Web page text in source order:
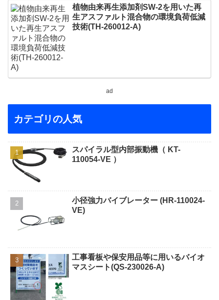
植物由来再生添加剤SW-2を用いた再
生アスファルト混合物の環境負荷低減
技術(TH-260012-A)
ad
カテゴリの人気
スパイラル型内部振動機（ KT-
110054-VE ）
小径強力バイブレーター (HR-110024-
VE)
工事看板や保安用品等に用いるバイオ
マスシート(QS-230026-A)